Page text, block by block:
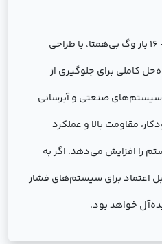
شیر یکطرفه سوپاپی سایز 32 - 16 بار وگ بی‌همتا، با طراحی
کاملی برای جلوگیری از
صنعتی و آبرسانی
مقاومت بالا و عملکرد
را افزایش می‌دهد. اگر به
اعتماد برای سیستم‌های فشار
خواهد بود.